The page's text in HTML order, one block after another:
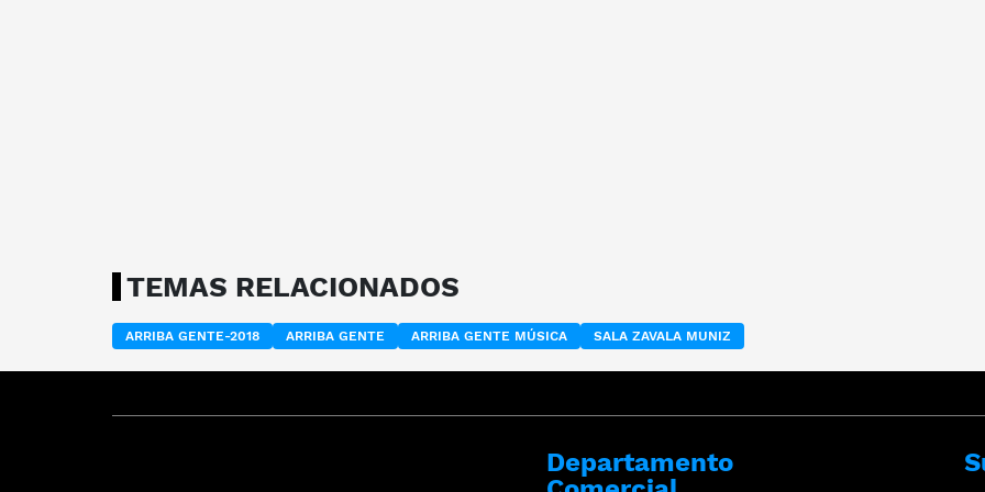
TEMAS RELACIONADOS
ARRIBA GENTE-2018 ARRIBA GENTE ARRIBA GENTE MÚSICA SALA ZAVALA MUNIZ
Departamento